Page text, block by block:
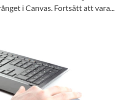
i Canvas. Fortsätt att vara...